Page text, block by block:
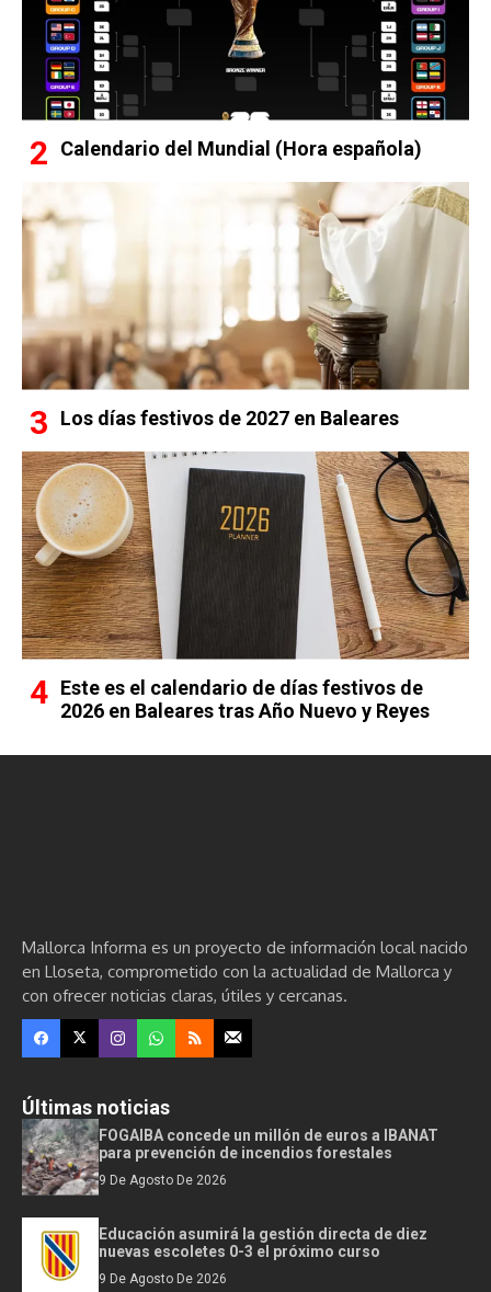
Calendario del Mundial (Hora española)
Los días festivos de 2027 en Baleares
Este es el calendario de días festivos de
2026 en Baleares tras Año Nuevo y Reyes
Mallorca Informa es un proyecto de información local nacido
en Lloseta, comprometido con la actualidad de Mallorca y
con ofrecer noticias claras, útiles y cercanas.
Últimas noticias
FOGAIBA concede un millón de euros a IBANAT
para prevención de incendios forestales
9 De Agosto De 2026
Educación asumirá la gestión directa de diez
nuevas escoletes 0-3 el próximo curso
9 De Agosto De 2026